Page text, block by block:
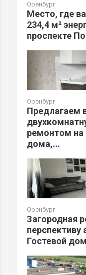
Оренбург
Место, где
234,4 м²
проспекте
Оренбург
Предлагаем
ремонтом на
дома,...
Оренбург
Загородная
перспективу
Гостевой